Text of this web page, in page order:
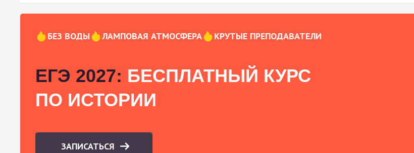
БЕЗ ВОДЫ ЛАМПОВАЯ АТМОСФЕРА КРУТЫЕ ПРЕПОДАВАТЕЛИ
ЕГЭ 2027: БЕСПЛАТНЫЙ КУРС
ПО ИСТОРИИ
ЗАПИСАТЬСЯ